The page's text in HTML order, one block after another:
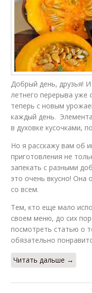
Добрый день, друзья!
летнего перерыва уже
теперь с новым
каждый день.
в духовке кусочками,
Но я расскажу вам об
приготовления не
запекать с разными
это очень вкусно! Она
со всем.
Тем, кто еще мало
своем меню, до сих
посмотреть статью о
обязательно
Читать дальше →